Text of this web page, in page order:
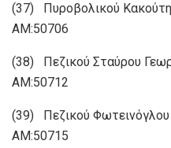
(37) Πυροβολικού
ΑΜ:50706
(38) Πεζικού Σταύρου
ΑΜ:50712
(39) Πεζικού Φωτεινόγλου
ΑΜ:50715